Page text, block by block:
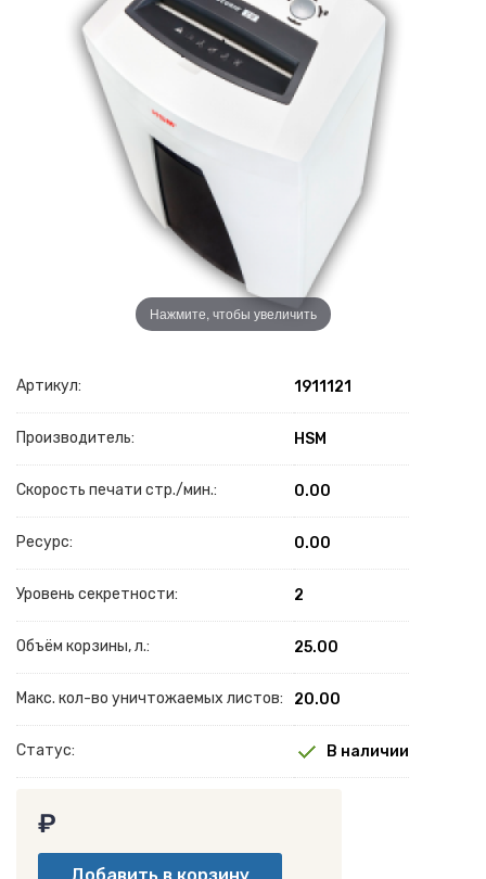
Нажмите, чтобы увеличить
Артикул: 1911121
Производитель: HSM
Скорость печати стр./мин.: 0.00
Ресурс: 0.00
Уровень секретности: 2
Объём корзины, л.: 25.00
Макс. кол-во уничтожаемых листов: 20.00
Статус: В наличии
₽